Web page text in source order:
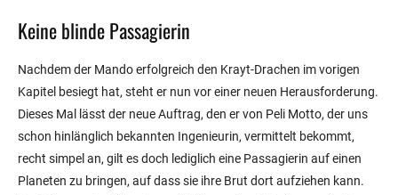
Keine blinde Passagierin
Nachdem der Mando erfolgreich den Krayt-Drachen im vorigen
Kapitel besiegt hat, steht er nun vor einer neuen Herausforderung.
Dieses Mal lässt der neue Auftrag, den er von Peli Motto, der uns
schon hinlänglich bekannten Ingenieurin, vermittelt bekommt,
recht simpel an, gilt es doch lediglich eine Passagierin auf einen
Planeten zu bringen, auf dass sie ihre Brut dort aufziehen kann.